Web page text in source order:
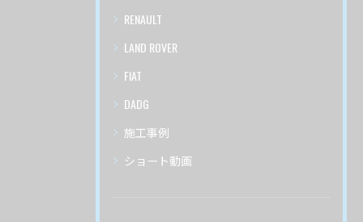
RENAULT
LAND ROVER
FIAT
DADG
施工事例
ショート動画